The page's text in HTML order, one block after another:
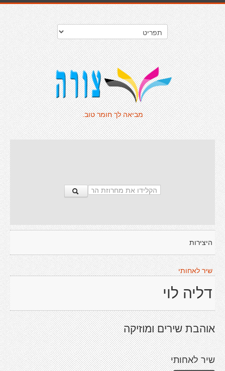
מביאה לך חומר טוב.
היצירות
שיר לאחותי
דליה לוי
אוהבת שירים ומוזיקה
שיר לאחותי